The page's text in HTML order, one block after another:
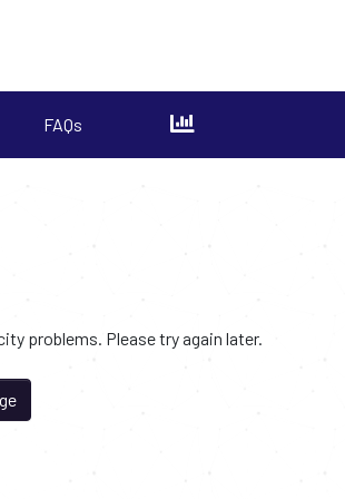
FAQs
problems. Please try again later.